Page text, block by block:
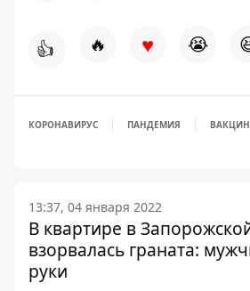
👍 🔥 ♥ 😭
КОРОНАВИРУС ПАНДЕМИЯ
13:37, 04 января 2022
В квартире в
взорвалась граната:
руки